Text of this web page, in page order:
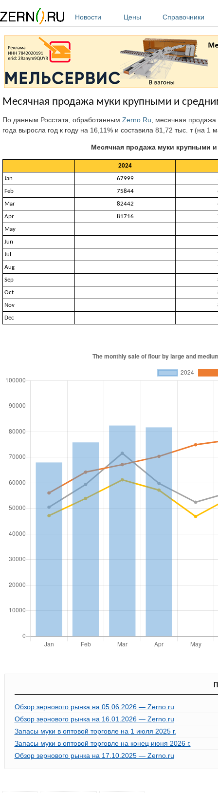
Новости
Цены Справочники
Месячная продажа муки крупными и
По данным Росстата, обработанным Zerno.Ru , месячная
года выросла год к году на 16,11% и составила 81,72 тыс. т (на
Месячная продажа муки крупными
2024
Jan
67999
Feb
75844
Mar
82442
Apr
81716
May
Jun
Jul
Aug
Sep
Oct
Nov
Dec
Обзор зернового рынка на 05.06.2026 — Zerno.ru
Обзор зернового рынка на 16.01.2026 — Zerno.ru
Запасы муки в оптовой торговле на 1 июля 2025 г.
Запасы муки в оптовой торговле на конец июня 2026 г.
Обзор зернового рынка на 17.10.2025 — Zerno.ru